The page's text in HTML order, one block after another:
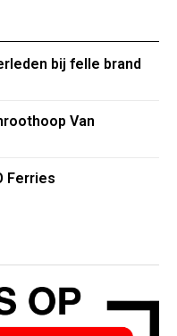
bij felle brand
Van
Ferries